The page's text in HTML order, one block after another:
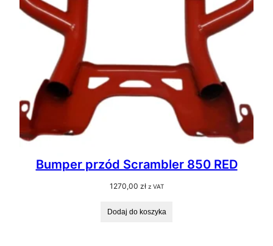
Bumper przód Scrambler 850 RED
1270,00 zł z VAT
Dodaj do koszyka